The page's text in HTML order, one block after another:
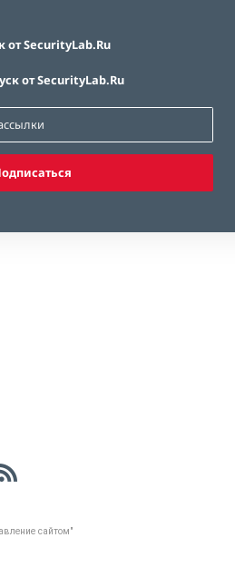
SecurityLab.Ru
от SecurityLab.Ru
сайтом"